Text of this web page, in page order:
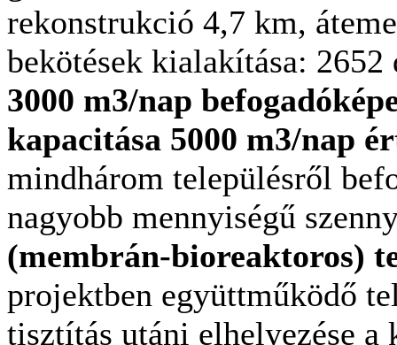
rekonstrukció 4,7 km,
bekötések kialakítása:
3000 m3/nap
kapacitása 5000 m3/nap
mindhárom településről
nagyobb mennyiségű
(membrán-bioreaktoros)
projektben együttműködő
tisztítás utáni elhelyezése a